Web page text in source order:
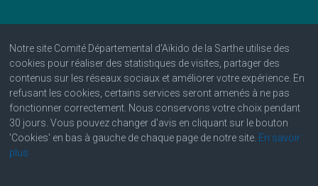
Notre site Comité Départemental d'Aïkido de la Sarthe utilise des
cookies pour réaliser des statistiques de visites, partager des
contenus sur les réseaux sociaux et améliorer votre expérience. En
refusant les cookies, certains services seront amenés à ne pas
fonctionner correctement. Nous conservons votre choix pendant
30 jours. Vous pouvez changer d'avis en cliquant sur le bouton
'Cookies' en bas à gauche de chaque page de notre site. En savoir
plus
06 07 25 25 81
contact@aikido-sarthe.fr
Fédération Française d'Aïkido et de Budo